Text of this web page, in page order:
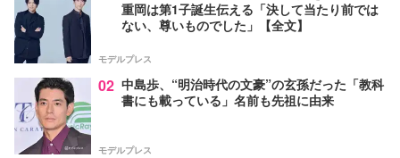
重岡は第1子誕生伝える「決して当たり前では
ない、尊いものでした」【全文】
モデルプレス
02 中島歩、“明治時代の文豪”の玄孫だった「教科
書にも載っている」名前も先祖に由来
モデルプレス